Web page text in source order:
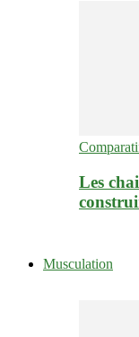
Les
Musculation